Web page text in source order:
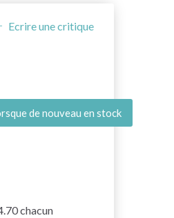
Ecrire une critique
de nouveau en stock
chacun